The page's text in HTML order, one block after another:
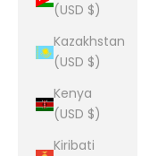
(USD $)
Kazakhstan
(USD $)
Kenya
(USD $)
Kiribati